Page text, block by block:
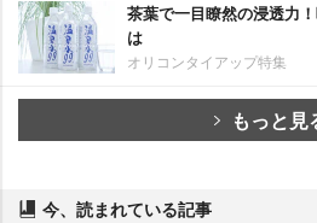
茶葉で一目瞭然の浸透力
は
オリコンタイアップ特集
もっと見
今、読まれている記事